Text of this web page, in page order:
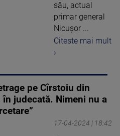
său, actual
primar general
Nicușor ...
Citeste mai mult
›
pe Cîrstoiu din
judecată. Nimeni nu a
17-04-2024 | 18:42